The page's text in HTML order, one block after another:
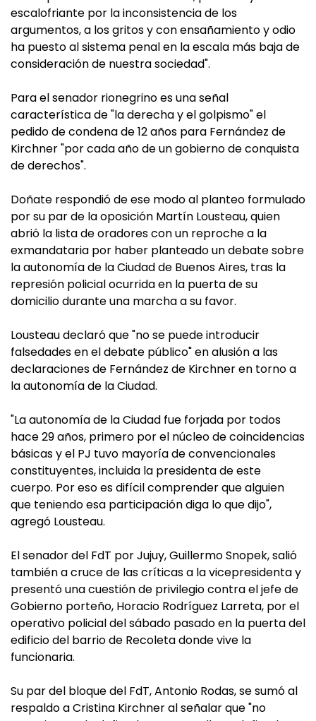
escalofriante por la inconsistencia de los
argumentos, a los gritos y con ensañamiento y odio
ha puesto al sistema penal en la escala más baja de
consideración de nuestra sociedad".
Para el senador rionegrino es una señal
característica de "la derecha y el golpismo" el
pedido de condena de 12 años para Fernández de
Kirchner "por cada año de un gobierno de conquista
de derechos".
Doñate respondió de ese modo al planteo formulado
por su par de la oposición Martín Lousteau, quien
abrió la lista de oradores con un reproche a la
exmandataria por haber planteado un debate sobre
la autonomía de la Ciudad de Buenos Aires, tras la
represión policial ocurrida en la puerta de su
domicilio durante una marcha a su favor.
Lousteau declaró que "no se puede introducir
falsedades en el debate público" en alusión a las
declaraciones de Fernández de Kirchner en torno a
la autonomía de la Ciudad.
"La autonomía de la Ciudad fue forjada por todos
hace 29 años, primero por el núcleo de coincidencias
básicas y el PJ tuvo mayoría de convencionales
constituyentes, incluida la presidenta de este
cuerpo. Por eso es difícil comprender que alguien
que teniendo esa participación diga lo que dijo",
agregó Lousteau.
El senador del FdT por Jujuy, Guillermo Snopek, salió
también a cruce de las críticas a la vicepresidenta y
presentó una cuestión de privilegio contra el jefe de
Gobierno porteño, Horacio Rodríguez Larreta, por el
operativo policial del sábado pasado en la puerta del
edificio del barrio de Recoleta donde vive la
funcionaria.
Su par del bloque del FdT, Antonio Rodas, se sumó al
respaldo a Cristina Kirchner al señalar que "no